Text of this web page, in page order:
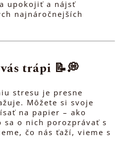
upokojiť a nájsť
najnáročnejších
trápi 📝💭
stresu je presne
Môžete si svoje
na papier – ako
sa o nich porozprávať s
čo nás ťaží, vieme s